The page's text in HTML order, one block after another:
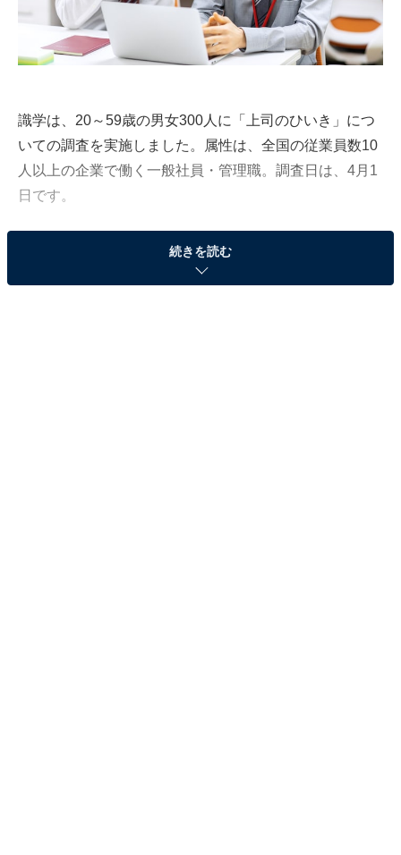
識学は、20～59歳の男女300人に「上司のひいき」につ
いての調査を実施しました。属性は、全国の従業員数10
人以上の企業で働く一般社員・管理職。調査日は、4月1
日です。
上司からかわいがられる部下の特徴1位は「逆らわ
続きを読む